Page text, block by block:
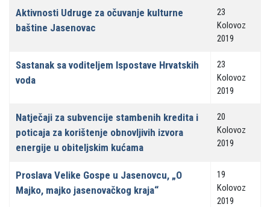
Aktivnosti Udruge za očuvanje kulturne
baštine Jasenovac
23
Kolovoz
2019
Sastanak sa voditeljem Ispostave Hrvatskih
voda
23
Kolovoz
2019
Natječaji za subvencije stambenih kredita i
poticaja za korištenje obnovljivih izvora
energije u obiteljskim kućama
20
Kolovoz
2019
Proslava Velike Gospe u Jasenovcu, „O
Majko, majko jasenovačkog kraja“
19
Kolovoz
2019